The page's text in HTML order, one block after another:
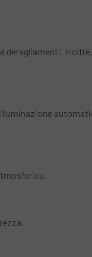
deragliamenti.